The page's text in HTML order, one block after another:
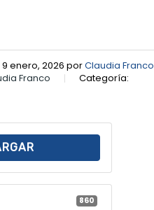
enero, 2026 porClaudia Franco
Franco Categoría:
860